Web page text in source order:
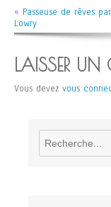
« Passeuse de rêves
Lowry
LAISSER
Vous devez vous
Rechercher